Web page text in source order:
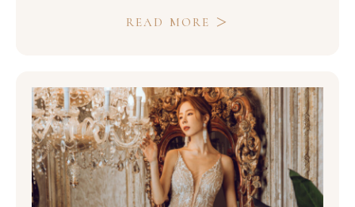
著身邊的朋友的婚紗照,總幻想著自己的 婚紗照該是
READ MORE ＞